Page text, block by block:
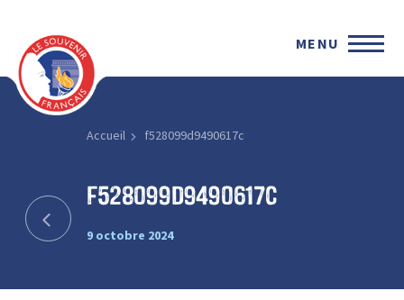
MENU
Accueil f528099d9490617c
f528099d9490617c
9 octobre 2024